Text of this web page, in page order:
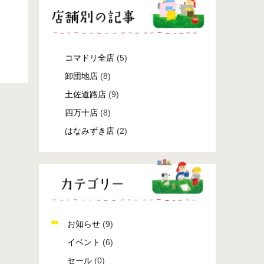
コマドリ全店 (5)
卸団地店 (8)
土佐道路店 (9)
四万十店 (8)
はなみずき店 (2)
お知らせ (9)
イベント (6)
セール (0)